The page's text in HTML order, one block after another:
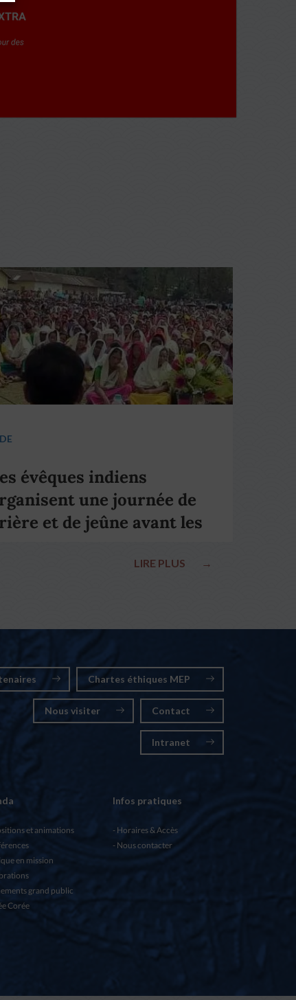
évêques indiens
une journée de
et de jeûne avant les
LIRE PLUS →
Chartes éthiques MEP
Nous visiter Contact
Intranet
et animations
en mission
grand public
Corée
Infos pratiques
Horaires & Accès
Nous contacter